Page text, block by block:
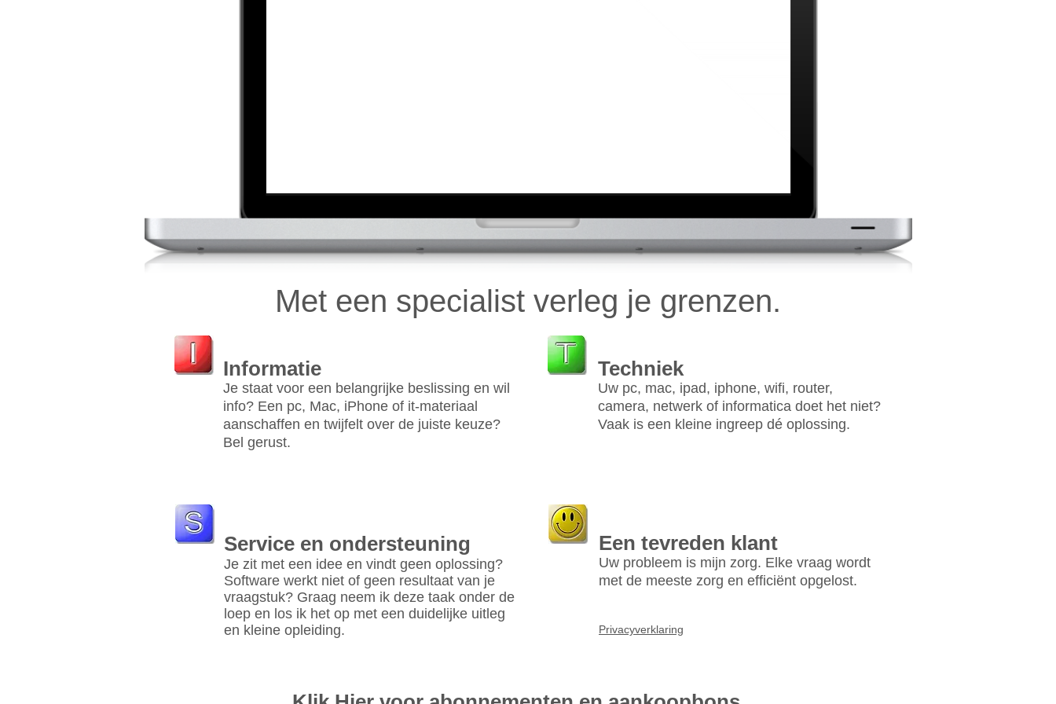
Met een specialist verleg je grenzen.
Informatie
Je staat voor een bel angrijke beslissing en wil
info? Een pc, Mac, iPhone of it-materiaal
aanschaffen en twijfelt over de juiste keuze?
Bel gerust.
Techniek
Uw pc, mac, ipad, iphone, wifi, router,
camera, netwerk of informatica doet het niet?
Vaak is een kleine ingreep dé oplossing.
Service en ondersteuning
Je zit met een idee en vindt geen oplossing?
Software werkt niet of geen resultaat van je
vraagstuk? Graag neem ik deze taak onder de
loep en los ik het op met een duidelijke uitleg
en kleine opleiding.
Een tevreden klant
Uw probleem is mijn zorg. Elke vraag wordt
met de meeste zorg en efficiënt opgelost.
Privacyverklaring